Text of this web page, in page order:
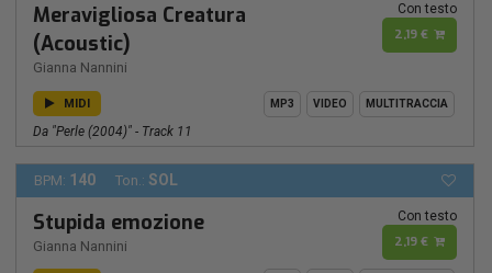
Meravigliosa Creatura
(Acoustic)
Gianna Nannini
Con testo
2,19 €
MIDI MP3 VIDEO MULTITRACCIA
Da "Perle (2004)" - Track 11
BPM: 140 Ton.: SOL
Stupida emozione
Gianna Nannini
Con testo
2,19 €